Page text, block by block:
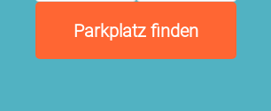
Parkplatz finden